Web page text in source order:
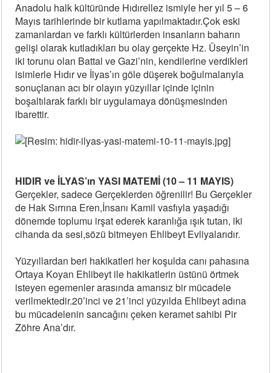
Anadolu halk kültüründe Hıdırellez ismiyle her yıl 5 – 6
Mayıs tarihlerinde bir kutlama yapılmaktadır.Çok eski
zamanlardan ve farklı kültürlerden insanların baharın
gelişi olarak kutladıkları bu olay gerçekte Hz. Üseyin’in
iki torunu olan Battal ve Gazi’nin, kendilerine verdikleri
isimlerle Hıdır ve İlyas’ın göle düşerek boğulmalarıyla
sonuçlanan acı bir olayın yüzyıllar içinde içinin
boşaltılarak farklı bir uygulamaya dönüşmesinden
ibarettir.
HIDIR ve İLYAS’ın YASI MATEMİ (10 – 11 MAYIS)
Gerçekler, sadece Gerçeklerden öğrenilir! Bu Gerçekler
de Hak Sırrına Eren,İnsanı Kamil vasfıyla yaşadığı
dönemde toplumu irşat ederek karanlığa ışık tutan, iki
cihanda da sesi,sözü bitmeyen Ehlibeyt Evliyalarıdır.
Yüzyıllardan beri hakikatleri her koşulda canı pahasına
Ortaya Koyan Ehlibeyt ile hakikatlerin üstünü örtmek
isteyen egemenler arasında amansız bir mücadele
verilmektedir.20’inci ve 21’inci yüzyılda Ehlibeyt adına
bu mücadelenin sancağını çeken keramet sahibi Pir
Zöhre Ana’dır.